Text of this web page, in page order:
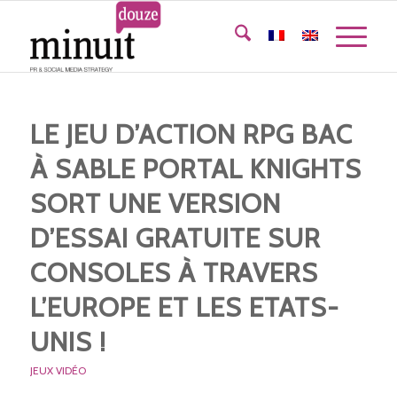
LE JEU D’ACTION RPG BAC
À SABLE PORTAL KNIGHTS
SORT UNE VERSION
D’ESSAI GRATUITE SUR
CONSOLES À TRAVERS
L’EUROPE ET LES ETATS-
UNIS !
JEUX VIDÉO